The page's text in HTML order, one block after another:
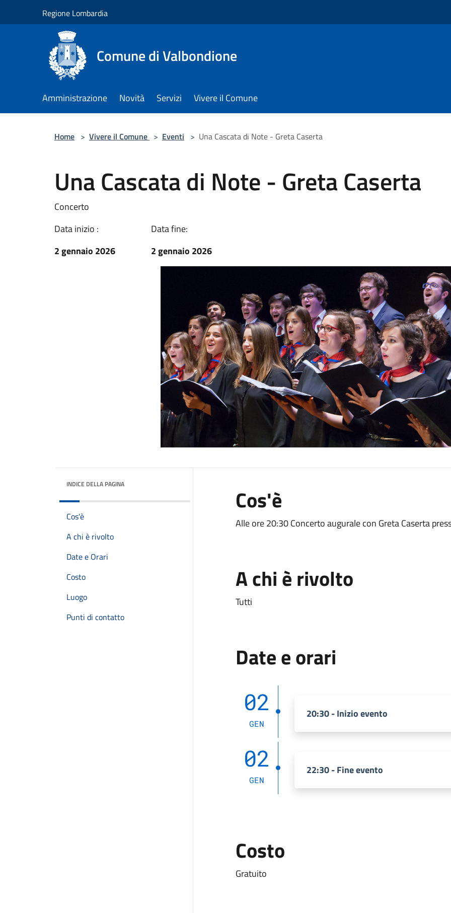
Regione Lombardia
Comune di Valbondione
Amministrazione Novità Servizi Vivere il Comune
Home > Vivere il Comune > Eventi > Una Cascata di Note - Greta Caserta
Una Cascata di Note - Greta Caserta
Concerto
Data inizio :
2 gennaio 2026
Data fine:
2 gennaio 2026
INDICE DELLA PAGINA
Cos'è
A chi è rivolto
Date e Orari
Costo
Luogo
Punti di contatto
Cos'è
Alle ore 20:30 Concerto augurale con Greta Caserta
A chi è rivolto
Tutti
Date e orari
02
GEN
20:30 - Inizio evento
02
GEN
22:30 - Fine evento
Costo
Gratuito